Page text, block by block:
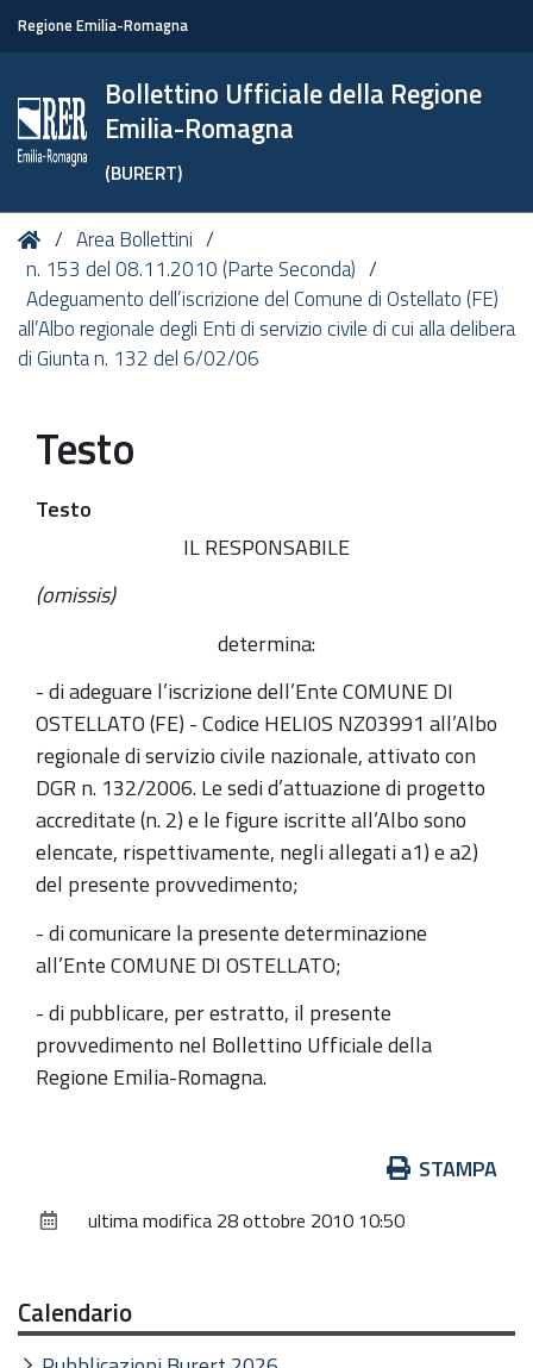
Regione Emilia-Romagna
Bollettino Ufficiale della Regione
Emilia-Romagna
(BURERT)
Tu
sei
qui:
HomeArea Bollettini
n. 153 del 08.11.2010 (Parte Seconda)
Adeguamento dell’iscrizione del Comune di Ostellato (FE)
all’Albo regionale degli Enti di servizio civile di cui alla delibera
di Giunta n. 132 del 6/02/06
Testo
Testo
IL RESPONSABILE
(omissis)
determina:
- di adeguare l’iscrizione dell’Ente COMUNE DI
OSTELLATO (FE) - Codice HELIOS NZ03991 all’Albo
regionale di servizio civile nazionale, attivato con
DGR n. 132/2006. Le sedi d’attuazione di progetto
accreditate (n. 2) e le figure iscritte all’Albo sono
elencate, rispettivamente, negli allegati a1) e a2)
del presente provvedimento;
- di comunicare la presente determinazione
all’Ente COMUNE DI OSTELLATO;
- di pubblicare, per estratto, il presente
provvedimento nel Bollettino Ufficiale della
Regione Emilia-Romagna.
documento
STAMPA
ultima modifica 28 ottobre 2010 10:50
Calendario